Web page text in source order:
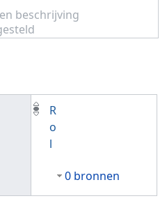
beschrijving
R
o
l
0 bronnen